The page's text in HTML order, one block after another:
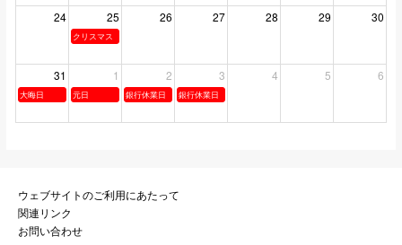
24 25 26 27 28 29 30
クリスマス
31 1 2 3 4 5 6
大晦日 元日 銀行休業日 銀行休業日
ウェブサイトのご利用にあたって
関連リンク
お問い合わせ